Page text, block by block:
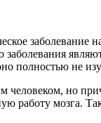
заболевание
полностью не
человеком, но
работу мозга.